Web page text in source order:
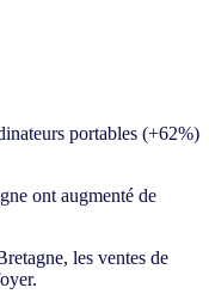
portables (+62%)
ont augmenté de
les ventes de